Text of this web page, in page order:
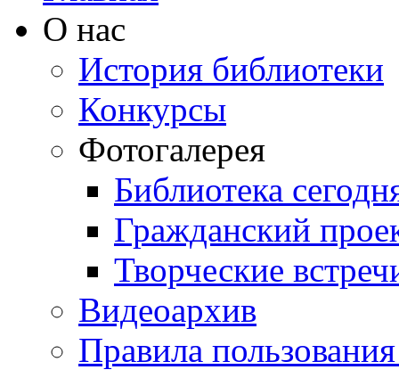
О нас
История библиотеки
Конкурсы
Фотогалерея
Библиотека
Гражданский
Творческие
Видеоархив
Правила